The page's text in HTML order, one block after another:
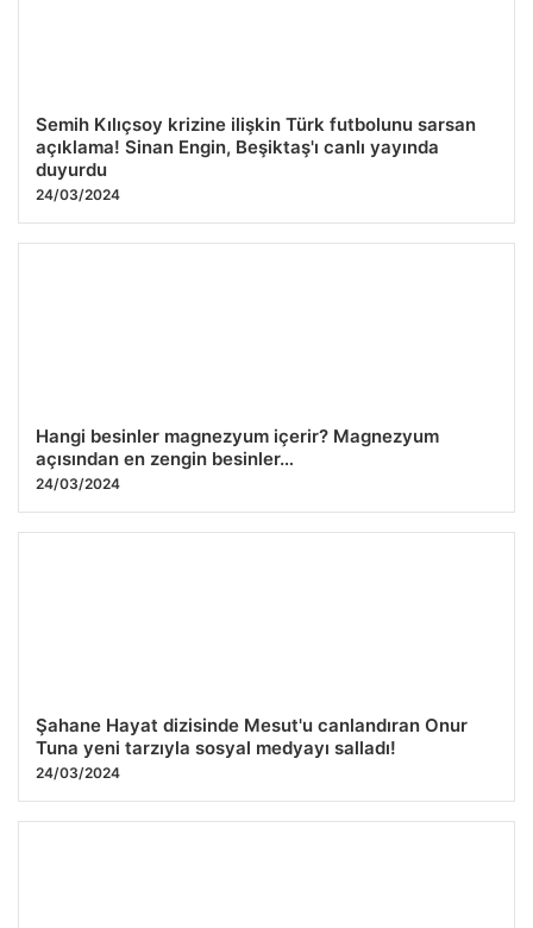
Semih Kılıçsoy krizine ilişkin Türk futbolunu sarsan
açıklama! Sinan Engin, Beşiktaş'ı canlı yayında
duyurdu
24/03/2024
Hangi besinler magnezyum içerir? Magnezyum
açısından en zengin besinler…
24/03/2024
Şahane Hayat dizisinde Mesut'u canlandıran Onur
Tuna yeni tarzıyla sosyal medyayı salladı!
24/03/2024